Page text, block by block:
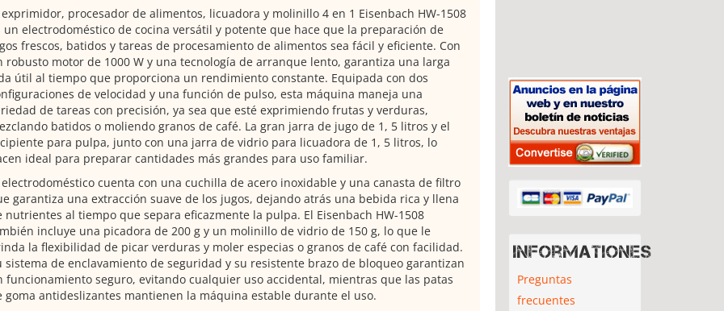
exprimidor, procesador de alimentos, licuadora y molinillo 4 en 1 Eisenbach HW-1508
un electrodoméstico de cocina versátil y potente que hace que la preparación de
frescos, batidos y tareas de procesamiento de alimentos sea fácil y eficiente. Con
robusto motor de 1000 W y una tecnología de arranque lento, garantiza una larga
útil al tiempo que proporciona un rendimiento constante. Equipada con dos
de velocidad y una función de pulso, esta máquina maneja una
de tareas con precisión, ya sea que esté exprimiendo frutas y verduras,
batidos o moliendo granos de café. La gran jarra de jugo de 1, 5 litros y el
para pulpa, junto con una jarra de vidrio para licuadora de 1, 5 litros, lo
ideal para preparar cantidades más grandes para uso familiar.
electrodoméstico cuenta con una cuchilla de acero inoxidable y una canasta de filtro
garantiza una extracción suave de los jugos, dejando atrás una bebida rica y llena
nutrientes al tiempo que separa eficazmente la pulpa. El Eisenbach HW-1508
incluye una picadora de 200 g y un molinillo de vidrio de 150 g, lo que le
la flexibilidad de picar verduras y moler especias o granos de café con facilidad.
sistema de enclavamiento de seguridad y su resistente brazo de bloqueo garantizan
funcionamiento seguro, evitando cualquier uso accidental, mientras que las patas
goma antideslizantes mantienen la máquina estable durante el uso.
Informationes
Preguntas
frecuentes